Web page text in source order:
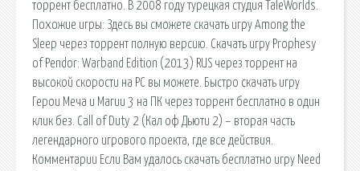
торрент бесплатно. В 2008 году турецкая студия TaleWorlds.
Похожие игры: Здесь вы сможете скачать игру Among the
Sleep через торрент полную версию. Скачать игру Prophesy
of Pendor: Warband Edition (2013) RUS через торрент на
высокой скорости на PC вы можете. Быстро скачать игру
Герои Меча и Магии 3 на ПК через торрент бесплатно в один
клик без. Call of Duty 2 (Кал оф Дьюти 2) – вторая часть
легендарного игрового проекта, где все действия.
Комментарии Если Вам удалось скачать бесплатно игру Need